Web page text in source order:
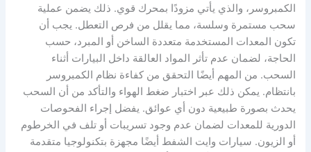
الكمبروسر، والذي يأتي مزودًا بمحرك قوي. ذلك يضمن عملية
سحب مستمرة وسلسة، مما يقلل من فرص التعطل. يجب أن
تكون المعدات المستخدمة متعددة الساخن أو المبرد، حسب
الحاجة، لضمان عدم تأثر المواد العالقة داخل البيارات أثناء
السحب. من المهم أيضًا التحقق من كفاءة نظام الكمبروسر
بانتظام. يمكن ذلك عبر اختبار ضغط الهواء والتأكد من أن السحب
يحدث بصورة طبيعية دون أي عوائق. يفضل إجراء الفحوصات
الدورية للمعدات لضمان عدم وجود تسريبات أو تلف في الخرطوم
أو الزيون. سيارات وايت الشفط أيضًا مجهزة بتكنولوجيا متقدمة